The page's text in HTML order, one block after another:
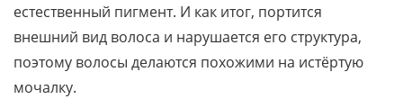
естественный пигмент. И как итог, портится
внешний вид волоса и нарушается его структура,
поэтому волосы делаются похожими на истёртую
мочалку.